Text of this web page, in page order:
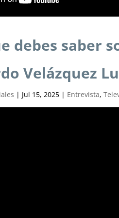
debes saber
Velázquez
| Jul 15, 2025 | Entrevista,